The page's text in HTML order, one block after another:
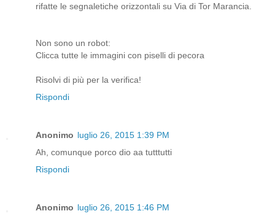
rifatte le segnaletiche orizzontali su Via di Tor Marancia.
Non sono un robot:
Clicca tutte le immagini con piselli di pecora
Risolvi di più per la verifica!
Rispondi
Anonimo luglio 26, 2015 1:39 PM
Ah, comunque porco dio aa tutttutti
Rispondi
Anonimo luglio 26, 2015 1:46 PM